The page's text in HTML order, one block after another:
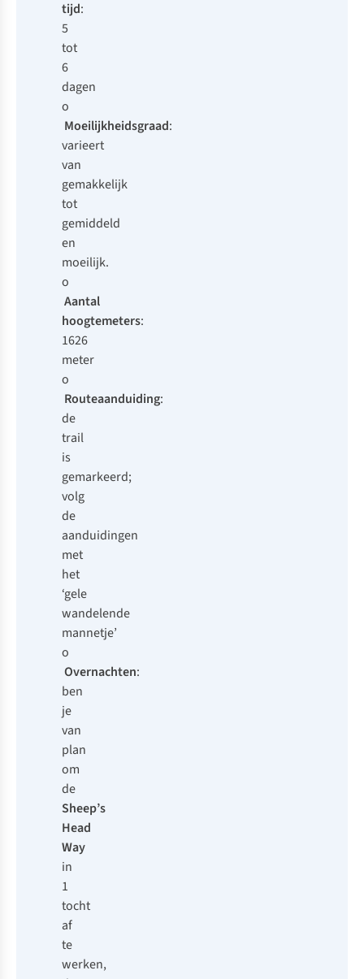
tijd:
5
tot
6
dagen
o
Moeilijkheidsgraad:
varieert
van
gemakkelijk
tot
gemiddeld
en
moeilijk.
o
Aantal
hoogtemeters:
1626
meter
o
Routeaanduiding:
de
trail
is
gemarkeerd;
volg
de
aanduidingen
met
het
‘gele
wandelende
mannetje’
o
Overnachten:
ben
je
van
plan
om
de
Sheep’s
Head
Way
in
1
tocht
af
te
werken,